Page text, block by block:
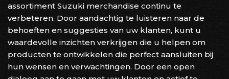
assortiment Suzuki merchandise continu te
verbeteren. Door aandachtig te luisteren naar de
behoeften en suggesties van uw klanten, kunt u
waardevolle inzichten verkrijgen die u helpen om
producten te ontwikkelen die perfect aansluiten bij
hun wensen en verwachtingen. Door een open